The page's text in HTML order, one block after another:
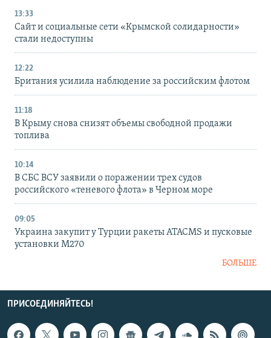
13:33
Сайт и социальные сети «Крымской солидарности»
стали недоступны
12:22
Британия усилила наблюдение за российским флотом
11:18
В Крыму снова снизят объемы свободной продажи
топлива
10:14
В СБС ВСУ заявили о поражении трех судов
российского «теневого флота» в Черном море
09:05
Украина закупит у Турции ракеты ATACMS и пусковые
установки M270
БОЛЬШЕ
ПРИСОЕДИНЯЙТЕСЬ!